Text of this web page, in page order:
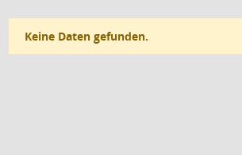
Keine Daten gefunden.